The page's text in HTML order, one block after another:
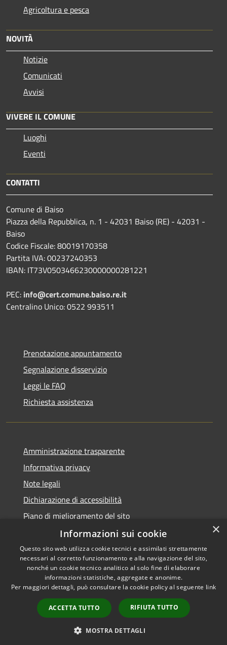
Agricoltura e pesca
NOVITÀ
Notizie
Comunicati
Avvisi
VIVERE IL COMUNE
Luoghi
Eventi
CONTATTI
Comune di Baiso
Piazza della Repubblica, n. 1 - 42031 Baiso (RE) - 42031 -
Baiso
Codice Fiscale: 80019170358
Partita IVA: 00237240353
IBAN: IT73V0503466230000000281221
PEC: info@cert.comune.baiso.re.it
Centralino Unico: 0522 993511
Prenotazione appuntamento
Segnalazione disservizio
Leggi le FAQ
Richiesta assistenza
Amministrazione trasparente
Informativa privacy
Note legali
Dichiarazione di accessibilità
Piano di miglioramento del sito
Accessibilità
Privacy
Mappa del sito
Feedback Accessibilità
Copyright © 2026 • Comune di
Baiso • Powered by
Municipium•Accesso
redazione
×
Informazioni sui cookie
Questo sito web utilizza cookie tecnici e assimilati strettamente
necessari al corretto funzionamento e alla navigazione del sito,
nonché un cookie tecnico analitico al solo fine di elaborare
informazioni statistiche, aggregate e anonime.
Per maggiori dettagli, può consultare la cookie policy al seguente link
ACCETTA TUTTO RIFIUTA TUTTO
MOSTRA DETTAGLI